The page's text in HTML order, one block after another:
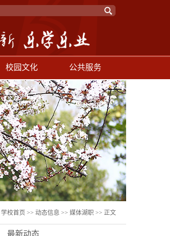
校园文化 公共服务
学校首页 >> 动态信息 >> 媒体湖职 >> 正文
最新动态